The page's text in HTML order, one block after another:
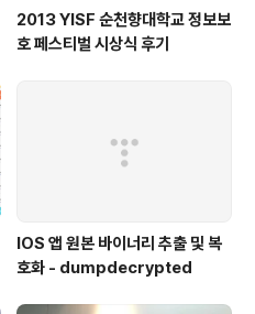
2013 YISF 순천향대학교 정보보
호 페스티벌 시상식 후기
IOS 앱 원본 바이너리 추출 및 복
호화 - dumpdecrypted